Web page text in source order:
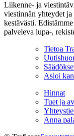
Liikenne- ja
viestinnän yhteydet
kestävästi.
palveleva lupa-,
Tietoa
Asioi
Hinnat
Tuet ja
Anna